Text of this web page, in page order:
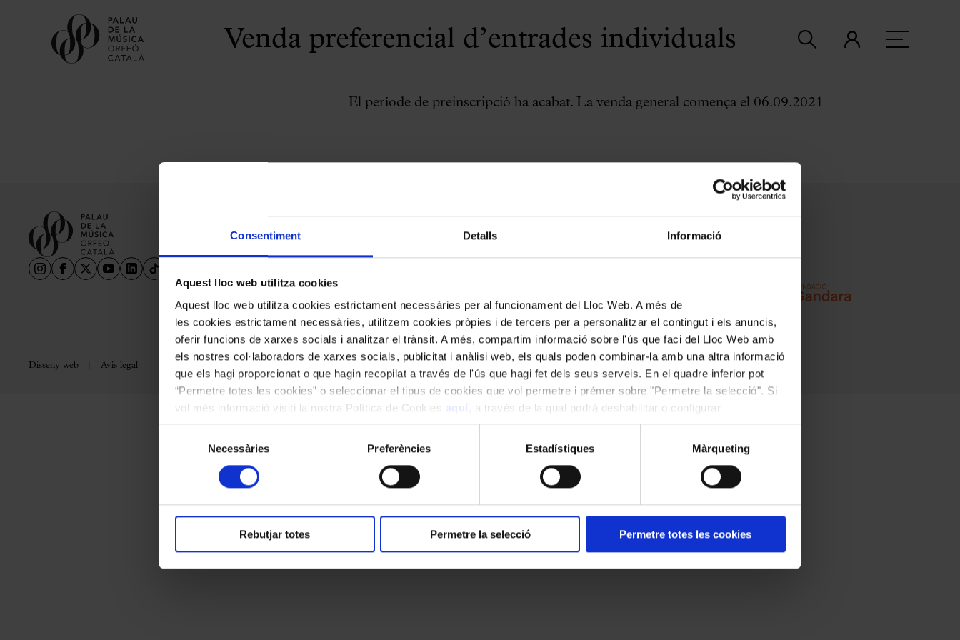
Consentiment Detalls Informació
Aquest lloc web utilitza cookies
Aquest lloc web utilitza cookies estrictament necessàries per al funcionament del Lloc Web. A més de
les cookies estrictament necessàries, utilitzem cookies pròpies i de tercers per a personalitzar el contingut i els anuncis,
oferir funcions de xarxes socials i analitzar el trànsit. A més, compartim informació sobre l'ús que faci del Lloc Web amb
els nostres col·laboradors de xarxes socials, publicitat i anàlisi web, els quals poden combinar-la amb una altra informació
que els hagi proporcionat o que hagin recopilat a través de l'ús que hagi fet dels seus serveis. En el quadre inferior pot
“Permetre totes les cookies” o seleccionar el tipus de cookies que vol permetre i prémer sobre "Permetre la selecció". Si
vol més informació visiti la nostra Política de Cookies aquí
, a través de la qual podrà deshabilitar o configurar
les cookies en qualsevol moment.
consentiment
Necessàries Preferències Estadístiques Màrqueting
Rebutjar totes Permetre la selecció Permetre totes les cookies
Venda preferencial d’entrades individuals
El període de preinscripció ha acabat. La venda general comença el 06.09.2021
Disseny web Avís legal